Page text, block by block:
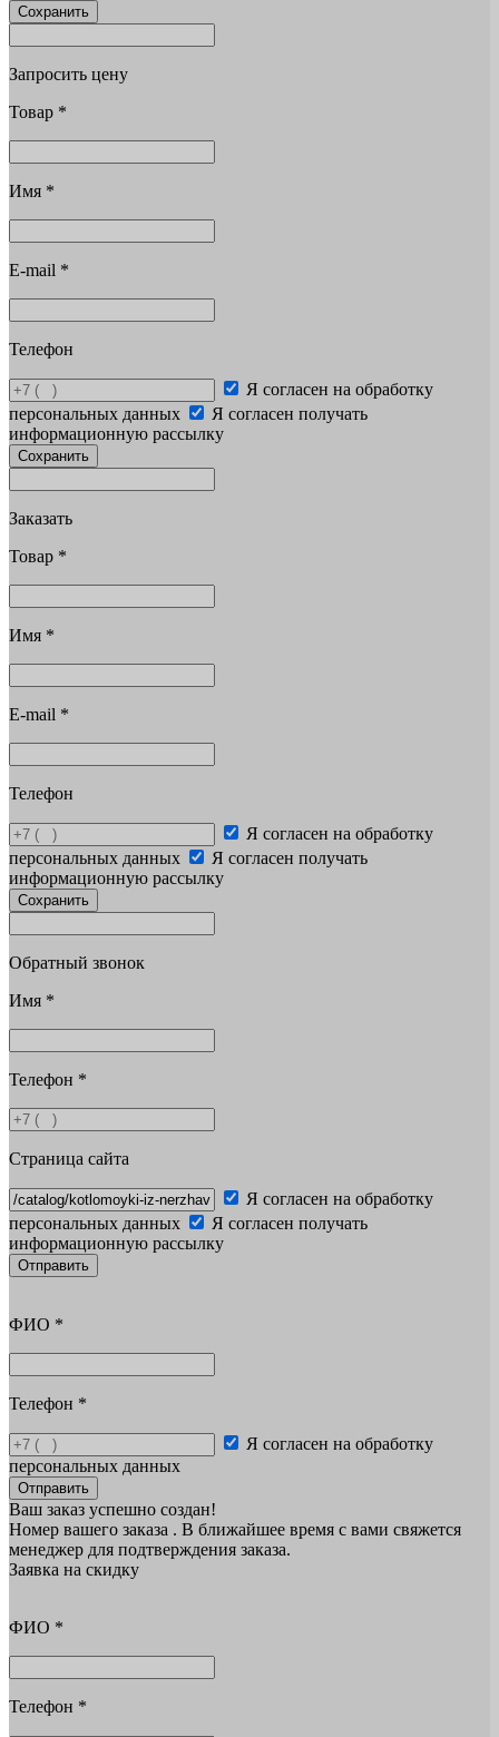
Сохранить
Запросить цену
Товар *
Имя *
E-mail *
Телефон
Я согласен на обработку
персональных данных
Я согласен получать
информационную рассылку
Сохранить
Заказать
Товар *
Имя *
E-mail *
Телефон
Я согласен на обработку
персональных данных
Я согласен получать
информационную рассылку
Сохранить
Обратный звонок
Имя *
Телефон *
Страница сайта
Я согласен на обработку
персональных данных
Я согласен получать
информационную рассылку
Отправить
ФИО *
Телефон *
Я согласен на обработку
персональных данных
Отправить
Ваш заказ успешно создан!
Номер вашего заказа . В ближайшее время с вами свяжется
менеджер для подтверждения заказа.
Заявка на скидку
ФИО *
Телефон *